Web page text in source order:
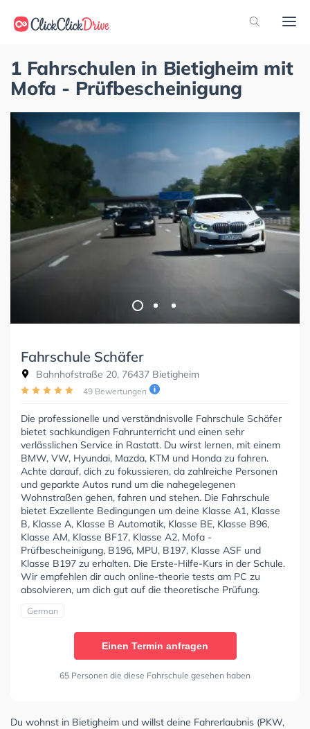
1 Fahrschulen in Bietigheim mit
Mofa - Prüfbescheinigung
Fahrschule Schäfer
Bahnhofstraße 20, 76437 Bietigheim
49 Bewertungen
Die professionelle und verständnisvolle Fahrschule Schäfer
bietet sachkundigen Fahrunterricht und einen sehr
verlässlichen Service in Rastatt. Du wirst lernen, mit einem
BMW, VW, Hyundai, Mazda, KTM und Honda zu fahren.
Achte darauf, dich zu fokussieren, da zahlreiche Personen
und geparkte Autos rund um die nahegelegenen
Wohnstraßen gehen, fahren und stehen. Die Fahrschule
bietet Exzellente Bedingungen um deine Klasse A1, Klasse
B, Klasse A, Klasse B Automatik, Klasse BE, Klasse B96,
Klasse AM, Klasse BF17, Klasse A2, Mofa -
Prüfbescheinigung, B196, MPU, B197, Klasse ASF und
Klasse B197 zu erhalten. Die Erste-Hilfe-Kurs in der Schule.
Wir empfehlen dir auch online-theorie tests am PC zu
absolvieren, um dich gut auf die theoretische Prüfung.
German
Einen Termin anfragen
65 Personen die diese Fahrschule gesehen haben
Du wohnst in Bietigheim und willst deine Fahrerlaubnis (PKW,